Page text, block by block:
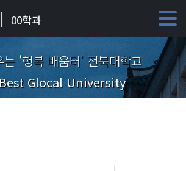
00학과
는 '행복 배움터' 전북대학교
Glocal University